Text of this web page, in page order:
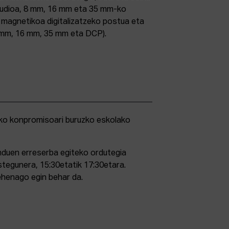
8 mm, 16 mm eta 35 mm-ko
digitalizatzeko postua eta
16 mm, 35 mm eta DCP).
erreserba egiteko ordutegia
15:30etatik 17:30etara.
egin behar da.